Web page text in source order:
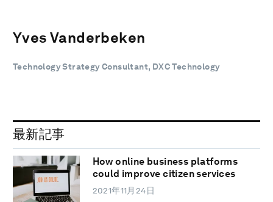
Yves Vanderbeken
Technology Strategy Consultant, DXC Technology
最新記事
How online business platforms
could improve citizen services
2021年11月24日